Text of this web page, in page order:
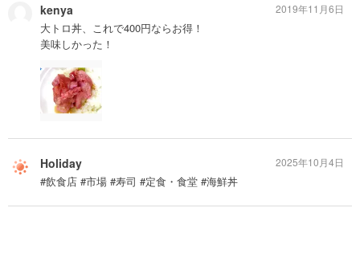
kenya
大トロ丼、これで400円ならお得！
美味しかった！
2019年11月6日
Holiday
#飲食店 #市場 #寿司 #定食・食堂 #海鮮丼
2025年10月4日